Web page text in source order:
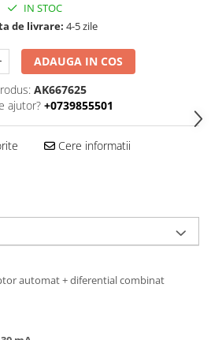
IN STOC
de livrare: 4-5 zile
ADAUGA IN COS
AK667625
ajutor? +0739855501
Cere informatii
automat + diferential combinat